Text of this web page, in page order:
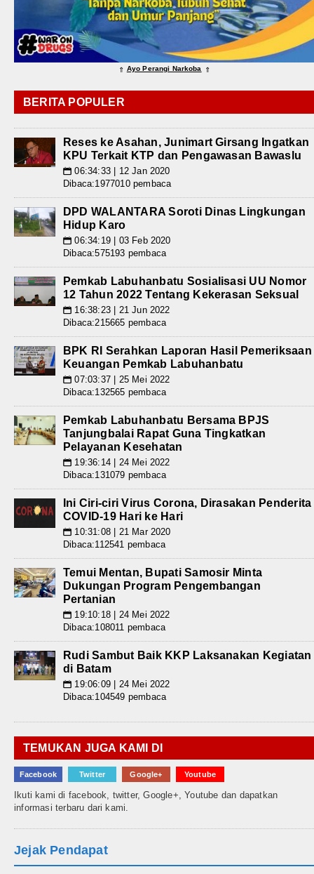
⇑ Ayo Perangi Narkoba ⇑
BERITA POPULER
Reses ke Asahan, Junimart Girsang Ingatkan
KPU Terkait KTP dan Pengawasan Bawaslu
📅 06:34:33 | 12 Jan 2020
Dibaca:1977010 pembaca
DPD WALANTARA Soroti Dinas Lingkungan
Hidup Karo
📅 06:34:19 | 03 Feb 2020
Dibaca:575193 pembaca
Pemkab Labuhanbatu Sosialisasi UU Nomor
12 Tahun 2022 Tentang Kekerasan Seksual
📅 16:38:23 | 21 Jun 2022
Dibaca:215665 pembaca
BPK RI Serahkan Laporan Hasil Pemeriksaan
Keuangan Pemkab Labuhanbatu
📅 07:03:37 | 25 Mei 2022
Dibaca:132565 pembaca
Pemkab Labuhanbatu Bersama BPJS
Tanjungbalai Rapat Guna Tingkatkan
Pelayanan Kesehatan
📅 19:36:14 | 24 Mei 2022
Dibaca:131079 pembaca
Ini Ciri-ciri Virus Corona, Dirasakan Penderita
COVID-19 Hari ke Hari
📅 10:31:08 | 21 Mar 2020
Dibaca:112541 pembaca
Temui Mentan, Bupati Samosir Minta
Dukungan Program Pengembangan
Pertanian
📅 19:10:18 | 24 Mei 2022
Dibaca:108011 pembaca
Rudi Sambut Baik KKP Laksanakan Kegiatan
di Batam
📅 19:06:09 | 24 Mei 2022
Dibaca:104549 pembaca
TEMUKAN JUGA KAMI DI
Facebook Twitter Google+ Youtube
Ikuti kami di facebook, twitter, Google+, Youtube dan dapatkan
informasi terbaru dari kami.
Jejak Pendapat